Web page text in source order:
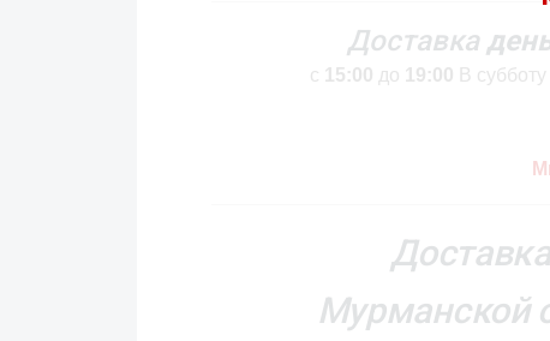
Доставка
с 15:00 до 19:00 В субботу
Мурманской